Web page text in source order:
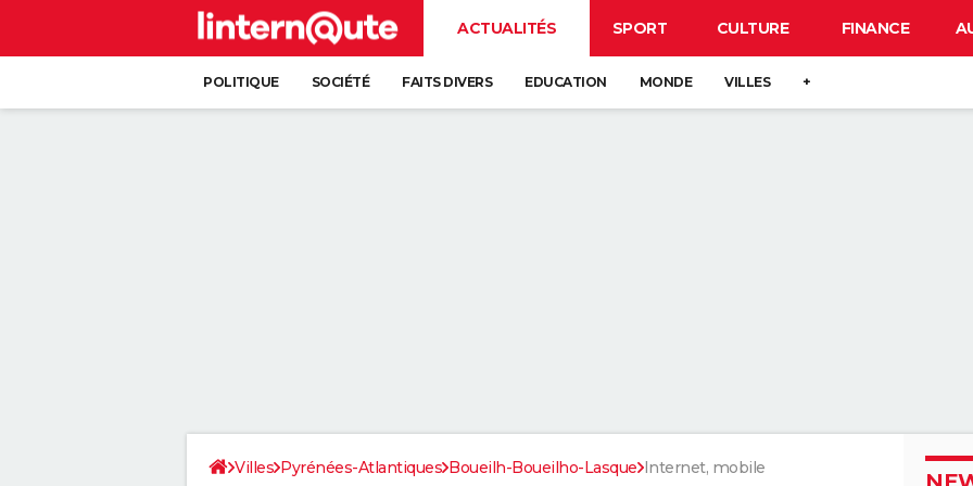
ACTUALITÉS SPORT CULTURE FINANCE
POLITIQUE SOCIÉTÉ FAITS DIVERS EDUCATION MONDE VILLES +
Villes Pyrénées-Atlantiques Boueilh-Boueilho-Lasque Internet, mobile